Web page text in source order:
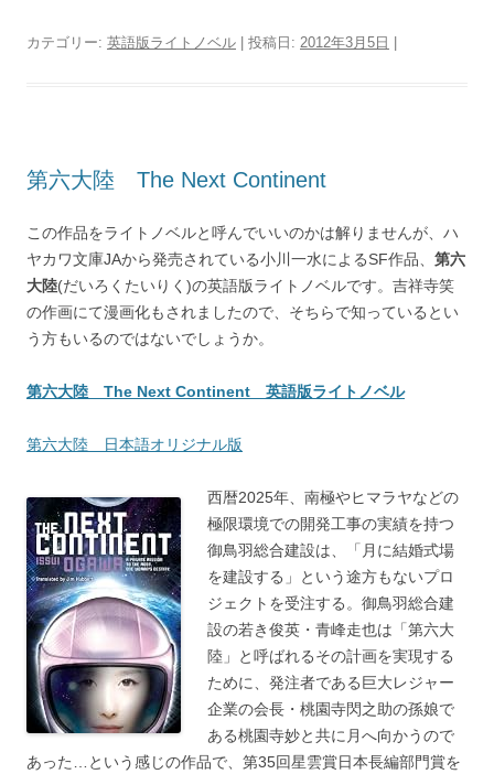
カテゴリー: 英語版ライトノベル | 投稿日: 2012年3月5日
第六大陸 The Next Continent
この作品をライトノベルと呼んでいいのかは解りませんが、ハ
ヤカワ文庫JAから発売されている小川一水によるSF作品、 第六
大陸(だいろくたいりく)の英語版ライトノベルです。吉祥寺笑
の作画にて漫画化もされましたので、そちらで知っているとい
う方もいるのではないでしょうか。
第六大陸 The Next Continent 英語版ライトノベル
第六大陸 日本語オリジナル版
西暦2025年、南極やヒマラヤなどの
極限環境での開発工事の実績を持つ
御鳥羽総合建設は、「月に結婚式場
を建設する」という途方もないプロ
ジェクトを受注する。御鳥羽総合建
設の若き俊英・青峰走也は「第六大
陸」と呼ばれるその計画を実現する
ために、発注者である巨大レジャー
企業の会長・桃園寺閃之助の孫娘で
ある桃園寺妙と共に月へ向かうので
あった…という感じの作品で、第35回星雲賞日本長編部門賞を